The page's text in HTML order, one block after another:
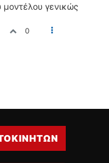
μοντέλου γενικώς
0